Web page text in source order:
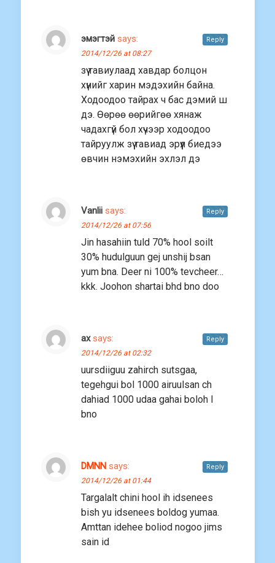
эмэгтэй says:
2014/12/26 at 08:27
зүү тавиулаад хавдар болцон
хүнийг харин мэдэхийн байна.
Ходоодоо тайрах ч бас дэмий ш
дэ. Өөрөө өөрийгөө хянаж
чадахгүй бол хүчээр ходоодоо
тайруулж зүү тавиад эрүүл биедээ
өвчин нэмэхийн эхлэл дэ
Reply
Vanlii says:
2014/12/26 at 07:56
Jin hasahiin tuld 70% hool soilt
30% hudulguun gej unshij bsan
yum bna. Deer ni 100% tevcheer…
kkk. Joohon shartai bhd bno doo
Reply
ax says:
2014/12/26 at 02:32
uursdiiguu zahirch sutsgaa,
tegehgui bol 1000 airuulsan ch
dahiad 1000 udaa gahai boloh l
bno
Reply
DMNN says:
2014/12/26 at 01:44
Targalalt chini hool ih idsenees
bish yu idsenees boldog yumaa.
Amttan idehee boliod nogoo jims
sain id
Reply